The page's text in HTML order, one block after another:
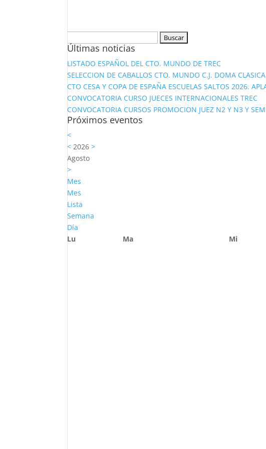
Últimas noticias
LISTADO ESPAÑOL DEL CTO. MUNDO DE TREC
SELECCION DE CABALLOS CTO. MUNDO C.J. DOMA
CTO CESA Y COPA DE ESPAÑA ESCUELAS SALTOS 2026.
CONVOCATORIA CURSO JUECES INTERNACIONALES TREC
CONVOCATORIA CURSOS PROMOCION JUEZ N2 Y N3 Y
Próximos eventos
<
< 2026>
Agosto
>
Mes
Mes
Lista
Semana
Día
Lu
Ma Mi